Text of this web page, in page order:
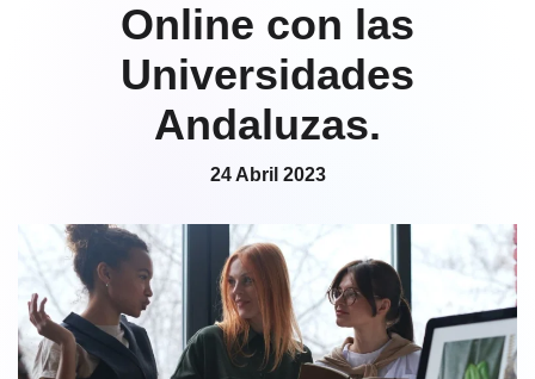
Online con las
Universidades
Andaluzas.
24 Abril 2023